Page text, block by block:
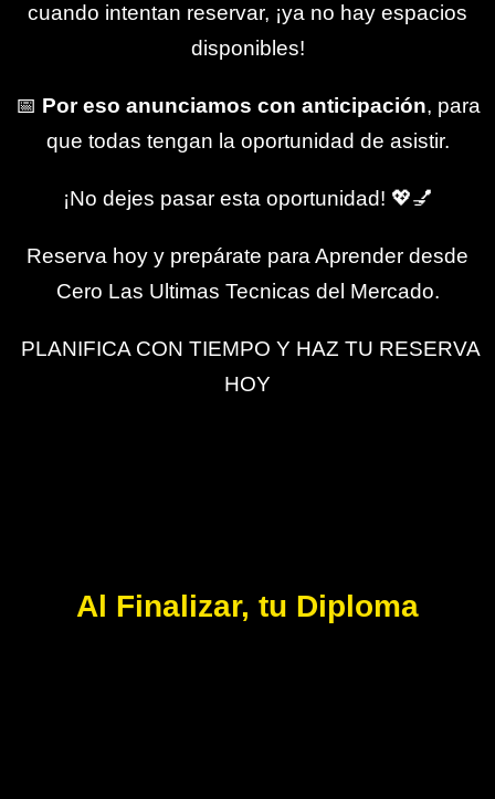
cuando intentan reservar, ¡ya no hay espacios
disponibles!
📅 Por eso anunciamos con anticipación, para
que todas tengan la oportunidad de asistir.
¡No dejes pasar esta oportunidad! 💖💅
Reserva hoy y prepárate para Aprender desde
Cero Las Ultimas Tecnicas del Mercado.
PLANIFICA CON TIEMPO Y HAZ TU RESERVA
HOY
Al Finalizar, tu Diploma